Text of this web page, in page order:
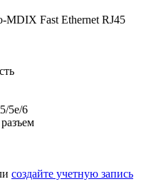
MDIX Fast Ethernet RJ45
5e/6
создайте учетную запись